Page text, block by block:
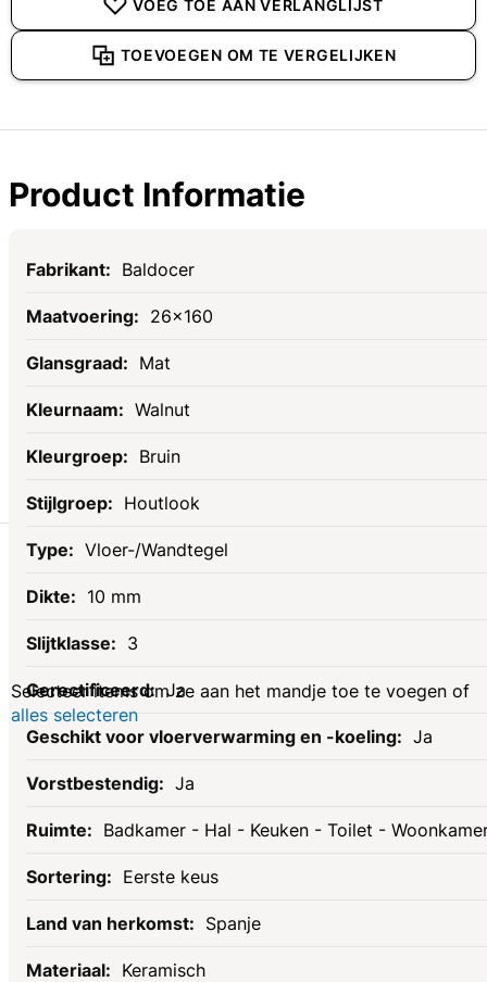
VOEG TOE AAN VERLANGLIJST
TOEVOEGEN OM TE VERGELIJKEN
Product Informatie
Specificaties
Baldocer
26x160
Mat
Walnut
Bruin
Houtlook
Vloer-/Wandtegel
10 mm
3
Ja
Ja
Ja
Badkamer - Hal - Keuken - Toilet -
Eerste keus
Spanje
Keramisch
Gerelateerde
producten
Selecteer items om ze aan het mandje toe te voegen of
alles selecteren